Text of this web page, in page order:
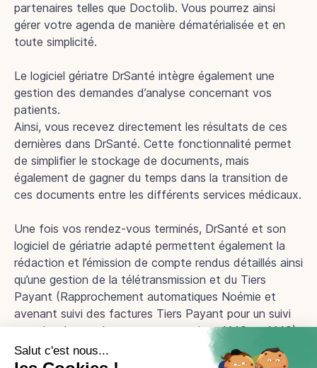
partenaires telles que Doctolib. Vous pourrez ainsi
gérer votre agenda de manière dématérialisée et en
toute simplicité.
Le logiciel gériatre DrSanté intègre également une
gestion des demandes d’analyse concernant vos
patients.
Ainsi, vous recevez directement les résultats de ces
dernières dans DrSanté. Cette fonctionnalité permet
de simplifier le stockage de documents, mais
également de gagner du temps dans la transition de
ces documents entre les différents services médicaux.
Une fois vos rendez-vous terminés, DrSanté et son
logiciel de gériatrie adapté permettent également la
rédaction et l’émission de compte rendus détaillés ainsi
qu’une gestion de la télétransmission et du Tiers
Payant (Rapprochement automatiques Noémie et
avenant suivi des factures Tiers Payant pour un suivi
complet des remboursements et rejets AMO et AMC).